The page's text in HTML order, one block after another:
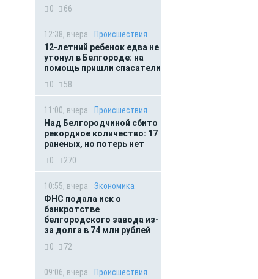
0
66
12:38, вчера
Происшествия
12-летний ребенок едва не
утонул в Белгороде: на
помощь пришли спасатели
0
58
11:00, вчера
Происшествия
Над Белгородчиной сбито
рекордное количество: 17
раненых, но потерь нет
0
270
10:55, вчера
Экономика
ФНС подала иск о
банкротстве
белгородского завода из-
за долга в 74 млн рублей
0
72
09:06, вчера
Происшествия